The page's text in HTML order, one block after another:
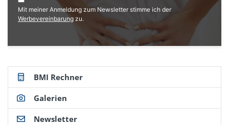
Mit meiner Anmeldung zum Newsletter stimme ich der
Werbevereinbarung zu.
BMI Rechner
Galerien
Newsletter